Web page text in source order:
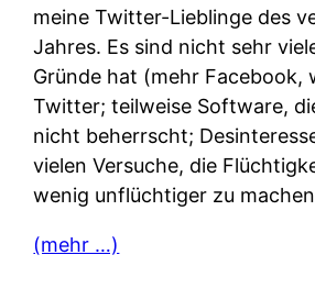
meine Twitter-Lieblinge des
Jahres. Es sind nicht sehr
Gründe hat (mehr Facebook,
Twitter; teilweise Software,
nicht beherrscht;
vielen Versuche, die
wenig unflüchtiger zu
(mehr …)